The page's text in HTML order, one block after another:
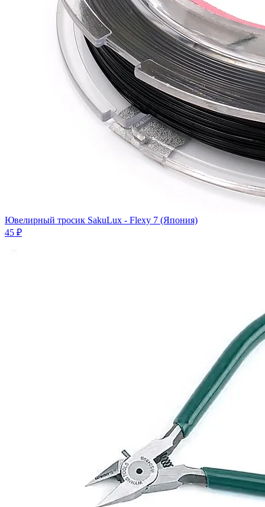
Ювелирный тросик SakuLux - Flexy 7 (Япония)
45 ₽